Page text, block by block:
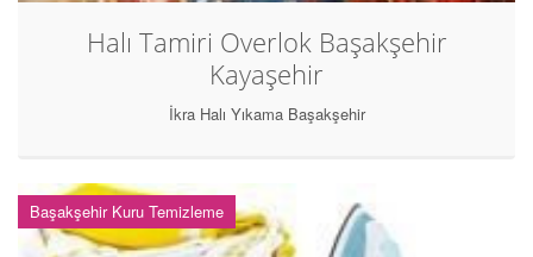
Halı Tamiri Overlok Başakşehir
Kayaşehir
İkra Halı Yıkama Başakşehir
Başakşehir Kuru Temizleme